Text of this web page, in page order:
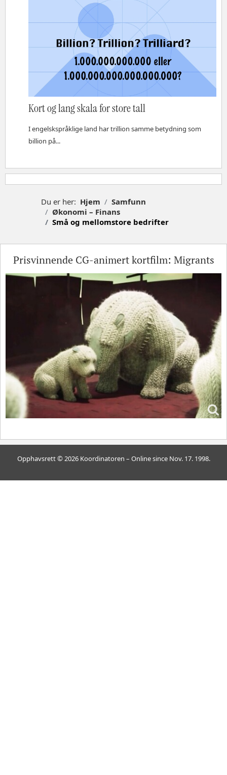
Kort og lang skala for store tall
I engelskspråklige land har trillion samme betydning som
billion på...
Du er her: Hjem
Samfunn
Økonomi – Finans
Små og mellomstore bedrifter
Prisvinnende CG-animert kortfilm: Migrants
Opphavsrett © 2026 Koordinatoren – Online since Nov. 17. 1998.